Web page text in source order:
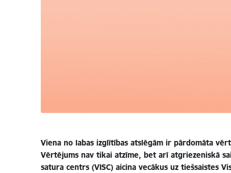
Viena no labas izglītības atslēgām ir pārdomāta
Vērtējums nav tikai atzīme, bet arī atgriezeniskā
satura centrs (VISC) aicina vecākus uz tiešsaistes